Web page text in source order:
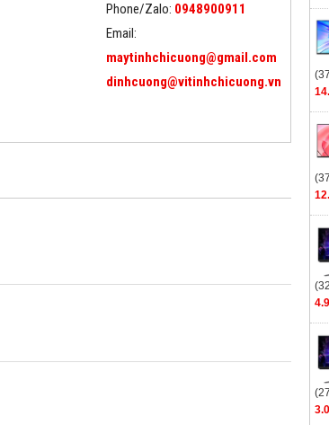
Phone/Zalo: 0948900911
Email:
maytinhchicuong@gmail.com
dinhcuong@vitinhchicuong.vn